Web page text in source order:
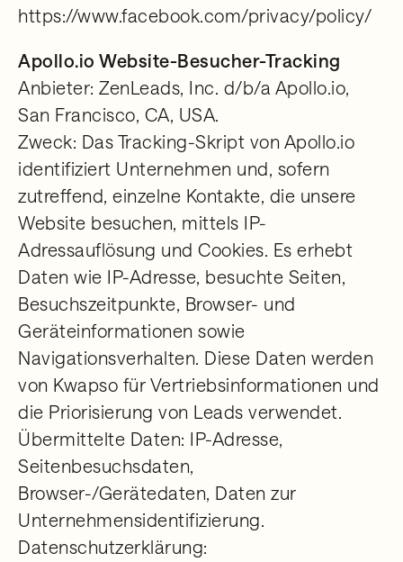
https://www.facebook.com/privacy/policy/
Apollo.io Website-Besucher-Tracking
Anbieter: ZenLeads, Inc. d/b/a Apollo.io,
San Francisco, CA, USA.
Zweck: Das Tracking-Skript von Apollo.io
identifiziert Unternehmen und, sofern
zutreffend, einzelne Kontakte, die unsere
Website besuchen, mittels IP-
Adressauflösung und Cookies. Es erhebt
Daten wie IP-Adresse, besuchte Seiten,
Besuchszeitpunkte, Browser- und
Geräteinformationen sowie
Navigationsverhalten. Diese Daten werden
von Kwapso für Vertriebsinformationen und
die Priorisierung von Leads verwendet.
Übermittelte Daten: IP-Adresse,
Seitenbesuchsdaten,
Browser-/Gerätedaten, Daten zur
Unternehmensidentifizierung.
Datenschutzerklärung: